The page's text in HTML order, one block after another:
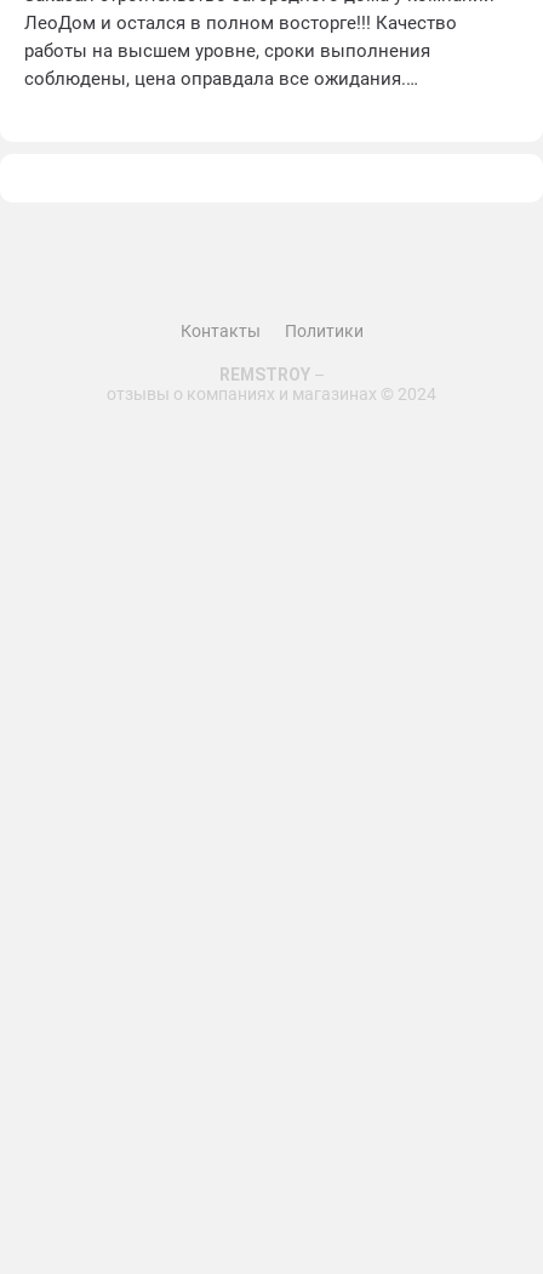
ЛеоДом и остался в полном восторге!!! Качество
работы на высшем уровне, сроки выполнения
соблюдены, цена оправдала все ожидания.
Контакты Политики
REMSTROY–
отзывы о компаниях и магазинах © 2024